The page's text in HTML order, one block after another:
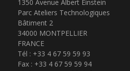
1350 Avenue Albert Einstein
Parc Ateliers Technologiques
Bâtiment 2
34000 MONTPELLIER
FRANCE
Tél : +33 4 67 59 59 93
Fax : +33 4 67 59 59 94
Espace